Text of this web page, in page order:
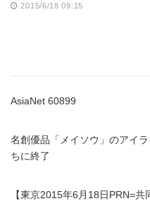
2015/6/18 09:15
AsiaNet 60899
名創優品「メイソウ」のアイ
ちに終了
【東京2015年6月18日PRN=共